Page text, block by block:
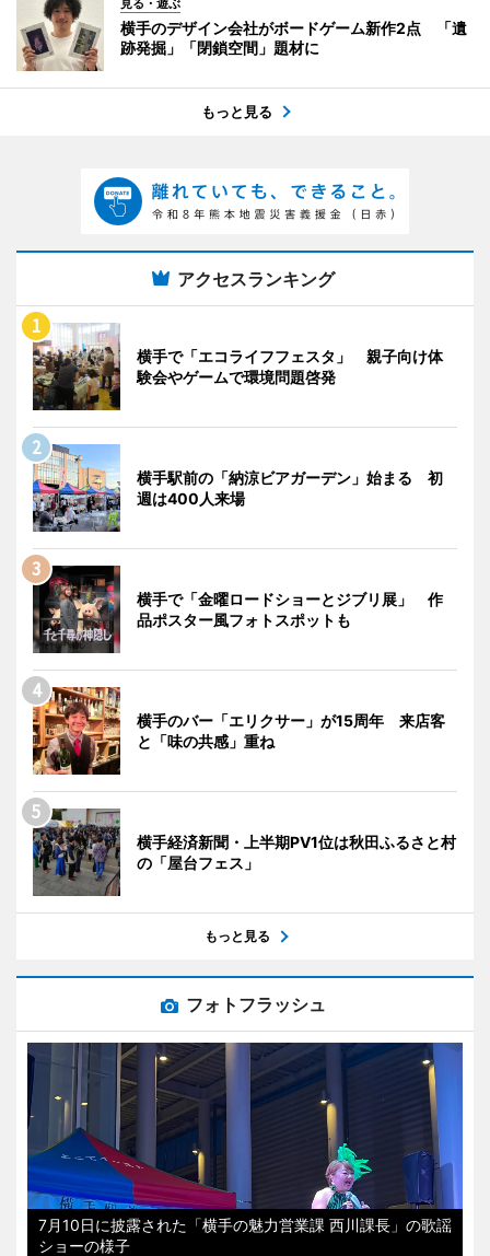
横手のデザイン会社がボードゲーム新作2点 「遺
跡発掘」「閉鎖空間」題材に
もっと見る
アクセスランキング
横手で「エコライフフェスタ」 親子向け体
験会やゲームで環境問題啓発
横手駅前の「納涼ビアガーデン」始まる 初
週は400人来場
横手で「金曜ロードショーとジブリ展」 作
品ポスター風フォトスポットも
横手のバー「エリクサー」が15周年 来店客
と「味の共感」重ね
横手経済新聞・上半期PV1位は秋田ふるさと村
の「屋台フェス」
もっと見る
フォトフラッシュ
7月10日に披露された「横手の魅力営業課 西川課長」の歌謡
ショーの様子